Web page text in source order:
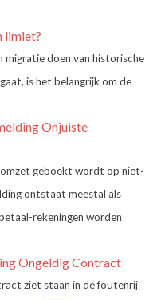
limiet?
migratie doen van historische
is het belangrijk om de
Onjuiste
geboekt wordt op niet-
ontstaat meestal als
rekeningen worden
Ongeldig Contract
ziet staan in de foutenrij